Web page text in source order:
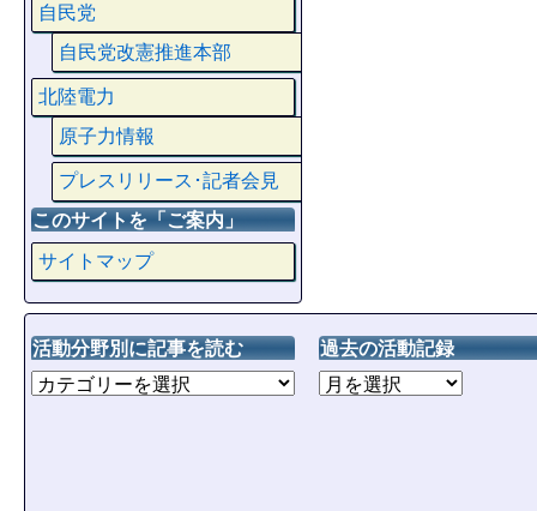
自民党
自民党改憲推進本部
北陸電力
原子力情報
プレスリリース･記者会見
このサイトを「ご案内」
サイトマップ
活動分野別に記事を読む 過去の活動記録